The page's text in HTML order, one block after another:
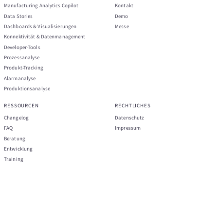
Manufacturing Analytics Copilot
Data Stories
Dashboards & Visualisierungen
Konnektivität & Datenmanagement
Developer-Tools
Prozessanalyse
Produkt-Tracking
Alarmanalyse
Produktionsanalyse
Kontakt
Demo
Messe
RESSOURCEN
Changelog
FAQ
Beratung
Entwicklung
Training
RECHTLICHES
Datenschutz
Impressum